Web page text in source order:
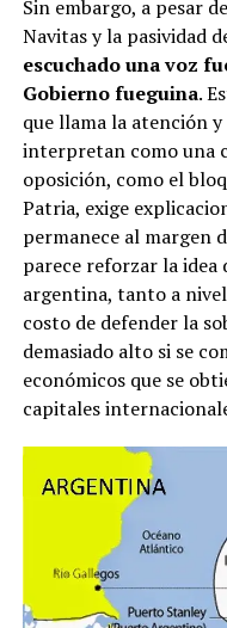
Sin embargo, a pesar
Navitas y la pasividad
escuchado una voz
Gobierno fueguina.
que llama la atención
interpretan como una
oposición, como el
Patria, exige
permanece al margen
parece reforzar la
argentina, tanto a
costo de defender la
demasiado alto si se
económicos que se
capitales